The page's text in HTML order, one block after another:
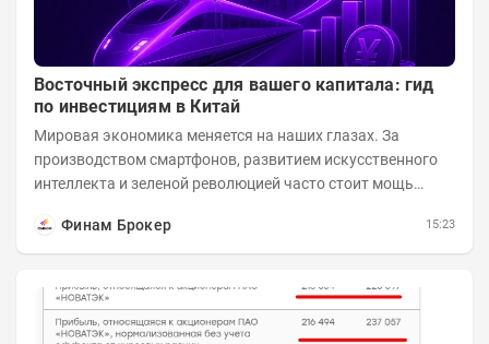
Восточный экспресс для вашего капитала: гид
по инвестициям в Китай
Мировая экономика меняется на наших глазах. За
производством смартфонов, развитием искусственного
интеллекта и зеленой революцией часто стоит мощь
Финам Брокер
15:23